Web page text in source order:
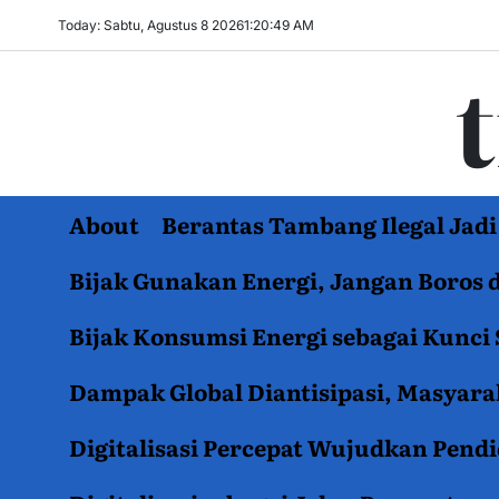
Today: Sabtu, Agustus 8 20261:20:50 AM
About
Berantas Tambang Ilegal
Bijak Gunakan Energi, Jangan Boros
Bijak Konsumsi Energi sebagai
Dampak Global Diantisipasi,
Digitalisasi Percepat Wujudkan